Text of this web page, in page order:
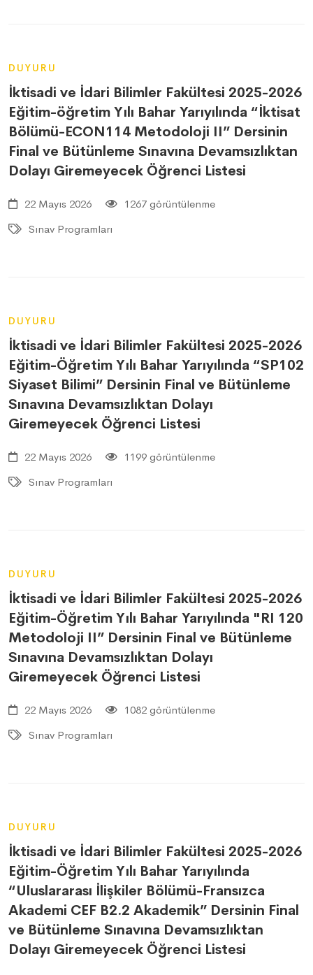
DUYURU
İktisadi ve İdari Bilimler Fakültesi 2025-2026
Eğitim-öğretim Yılı Bahar Yarıyılında “İktisat
Bölümü-ECON114 Metodoloji II” Dersinin
Final ve Bütünleme Sınavına Devamsızlıktan
Dolayı Giremeyecek Öğrenci Listesi
22 Mayıs 2026
1267 görüntülenme
Sınav Programları
DUYURU
İktisadi ve İdari Bilimler Fakültesi 2025-2026
Eğitim-Öğretim Yılı Bahar Yarıyılında “SP102
Siyaset Bilimi” Dersinin Final ve Bütünleme
Sınavına Devamsızlıktan Dolayı
Giremeyecek Öğrenci Listesi
22 Mayıs 2026
1199 görüntülenme
Sınav Programları
DUYURU
İktisadi ve İdari Bilimler Fakültesi 2025-2026
Eğitim-Öğretim Yılı Bahar Yarıyılında "RI 120
Metodoloji II” Dersinin Final ve Bütünleme
Sınavına Devamsızlıktan Dolayı
Giremeyecek Öğrenci Listesi
22 Mayıs 2026
1082 görüntülenme
Sınav Programları
DUYURU
İktisadi ve İdari Bilimler Fakültesi 2025-2026
Eğitim-Öğretim Yılı Bahar Yarıyılında
“Uluslararası İlişkiler Bölümü-Fransızca
Akademi CEF B2.2 Akademik” Dersinin Final
ve Bütünleme Sınavına Devamsızlıktan
Dolayı Giremeyecek Öğrenci Listesi